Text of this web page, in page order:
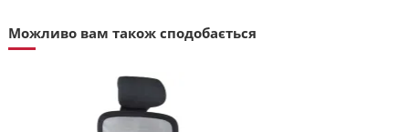
Можливо вам також сподобається